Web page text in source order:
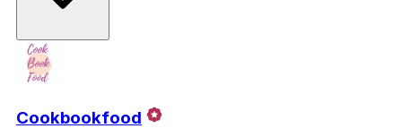
Cookbookfood